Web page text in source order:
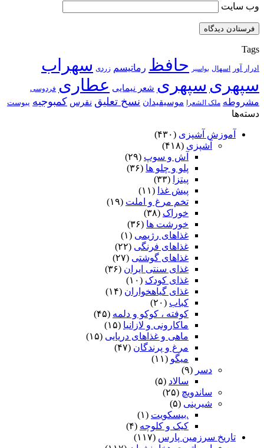
وب‌ سایت
Tags
ادرار آور اسهال بواسیر حافظ رماتیسم زردی سهراب
سپهری سپهری شعر نیمایی عطاری فردوسی
مشروطه ملک الشعرا موسیقیدان نسخ تعلیق نقرس کمبوجیه یبوست
دسته‌ها
آموزش آشپزی (۴۳۰)
آشپزی (۴۱۸)
آش و سوپ (۲۹)
پلو و چلو ها (۳۶)
پیتزا
(۳۳)
پیش غذا (۱۱)
تخم مرغ و املت (۱۹)
خوراک (۳۸)
خورشت ها (۳۶)
غذاهای رژیمی (۱)
غذاهای فرنگی (۲۲)
غذاهای گوشتی (۲۷)
غذای سنتی ایران (۳۶)
غذای کودک (۱۰)
غذای گیاهخواران (۱۴)
کباب (۲۰)
کوفته ، کوکو و دلمه (۴۵)
ماکارونی و لازانیا (۱۵)
ماهی و غذاهای دریایی (۱۵)
مرغ و پرندگان (۴۷)
میگو (۱۱)
دسر (۹)
سالاد (۵)
ساندویچ (۲۵)
شیرینی (۵)
.بیسکویت (۱)
کیک و کلوچه (۴)
تاریخ سرزمین پارس (۱۱۷)